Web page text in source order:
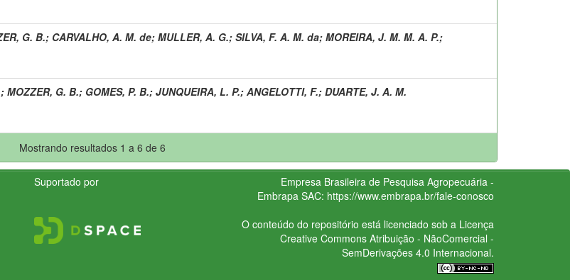
G. B.; CARVALHO, A. M. de; MULLER, A. G.; SILVA, F. A. M. da; MOREIRA, J. M. M. A. P.;
; MOZZER, G. B.; GOMES, P. B.; JUNQUEIRA, L. P.; ANGELOTTI, F.; DUARTE, J. A. M.
Mostrando resultados 1 a 6 de 6
Suportado por
Empresa Brasileira de Pesquisa Agropecuária -
Embrapa SAC: https://www.embrapa.br/fale-conosco
O conteúdo do repositório está licenciado sob a Licença
Creative CommonsAtribuição - NãoComercial -
SemDerivações 4.0 Internacional.